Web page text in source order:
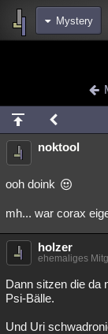
Mystery
Chat Wiki
meine Rubriken
Menschen
Spiritualität
Natur Umfragen
weitere Rubriken
Philosophie
Astronomie
Musik Clash
noktool
ooh doink
mh... war corax
holzer
ehemaliges
Dann sitzen die da
Psi-Bälle.
Und Uri